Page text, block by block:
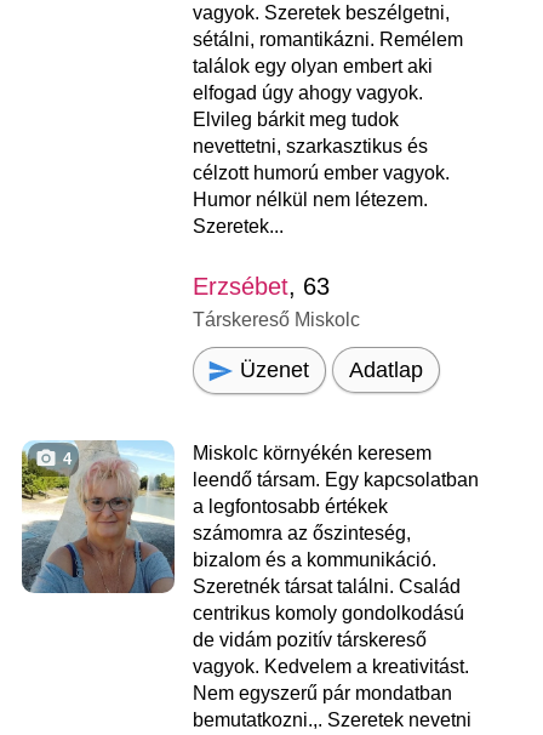
vagyok. Szeretek beszélgetni,
sétálni, romantikázni. Remélem
találok egy olyan embert aki
elfogad úgy ahogy vagyok.
Elvileg bárkit meg tudok
nevettetni, szarkasztikus és
célzott humorú ember vagyok.
Humor nélkül nem létezem.
Szeretek...
Erzsébet, 63
Társkereső Miskolc
Üzenet Adatlap
4
Miskolc környékén keresem
leendő társam. Egy kapcsolatban
a legfontosabb értékek
számomra az őszinteség,
bizalom és a kommunikáció.
Szeretnék társat találni. Család
centrikus komoly gondolkodású
de vidám pozitív társkereső
vagyok. Kedvelem a kreativitást.
Nem egyszerű pár mondatban
bemutatkozni.,. Szeretek nevetni